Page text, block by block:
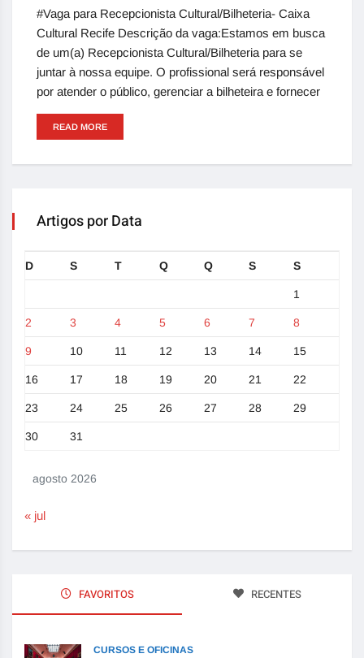
#Vaga para Recepcionista Cultural/Bilheteria- Caixa
Cultural Recife Descrição da vaga:Estamos em busca
de um(a) Recepcionista Cultural/Bilheteria para se
juntar à nossa equipe. O profissional será responsável
por atender o público, gerenciar a bilheteira e fornecer
READ MORE
Artigos por Data
agosto 2026
D S T Q Q S S
1
2 3 4 5 6 7 8
9 10 11 12 13 14 15
16 17 18 19 20 21 22
23 24 25 26 27 28 29
30 31
« jul
FAVORITOS RECENTES
CURSOS E OFICINAS